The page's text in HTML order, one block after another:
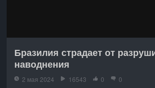
Бразилия страдает от
наводнения
2 мая 2024 16543 0 0